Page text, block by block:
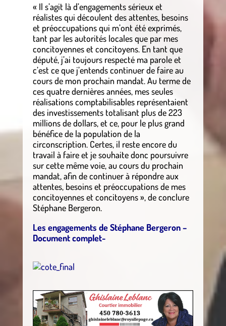
« Il s’agit là d’engagements sérieux et
réalistes qui découlent des attentes, besoins
et préoccupations qui m’ont été exprimés,
tant par les autorités locales que par mes
concitoyennes et concitoyens. En tant que
député, j’ai toujours respecté ma parole et
c’est ce que j’entends continuer de faire au
cours de mon prochain mandat. Au terme de
ces quatre dernières années, mes seules
réalisations comptabilisables représentaient
des investissements totalisant plus de 223
millions de dollars, et ce, pour le plus grand
bénéfice de la population de la
circonscription. Certes, il reste encore du
travail à faire et je souhaite donc poursuivre
sur cette même voie, au cours du prochain
mandat, afin de continuer à répondre aux
attentes, besoins et préoccupations de mes
concitoyennes et concitoyens », de conclure
Stéphane Bergeron.
Les engagements de Stéphane Bergeron –
Document complet-